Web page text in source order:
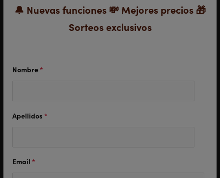
🔔 Nuevas funciones 💸 Mejores precios 🎁
Sorteos exclusivos
Nombre *
Apellidos *
Email *